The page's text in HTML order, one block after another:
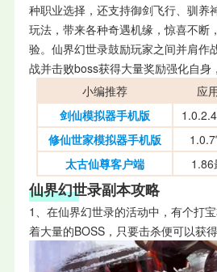
种职业选择，还支持御剑飞行、驯养
玩法，带来各种奇遇机缘，惊喜不断
验。仙界幻世录鼓励玩家之间并肩作
战并击败boss获得大量奖励强化自身
小编推荐
应
剑仙模拟器手机版
修仙世家模拟器手机版
太古仙尊客户端
1.86
仙界幻世录副本攻略
1、在仙界幻世录的活动中，有个打
着大量的BOSS，只要击杀便可以获得